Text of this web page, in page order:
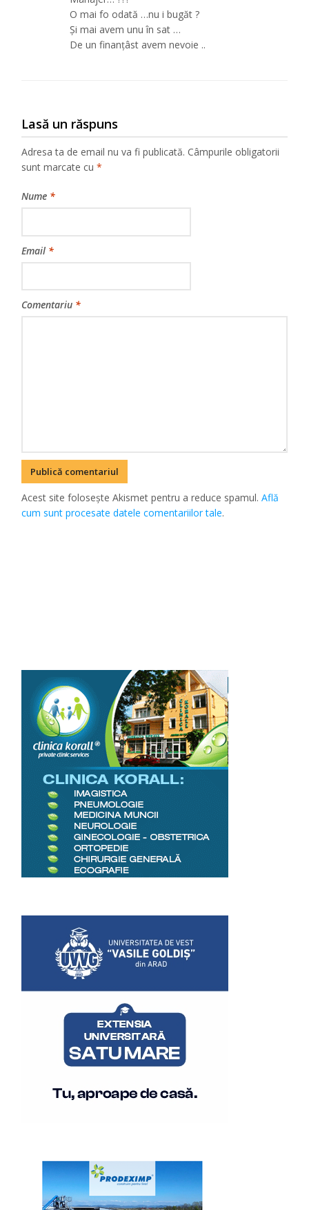
O mai fo odată …nu i bugăt ?
Și mai avem unu în sat …
De un finanțâst avem nevoie ..
Lasă un răspuns
Adresa ta de email nu va fi publicată. Câmpurile obligatorii
sunt marcate cu*
Nume *
Email *
Comentariu *
Acest site folosește Akismet pentru a reduce spamul.Află
cum sunt procesate datele comentariilor tale.